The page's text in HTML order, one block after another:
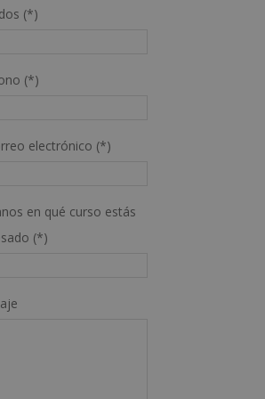
(*)
(*)
electrónico (*)
en qué curso estás
(*)